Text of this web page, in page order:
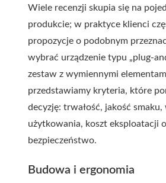
Wiele recenzji skupia się na
produkcie; w praktyce klienci
propozycje o podobnym
wybrać urządzenie typu „plug-
zestaw z wymiennymi
przedstawiamy kryteria, które
decyzję: trwałość, jakość smaku,
użytkowania, koszt eksploatacji
bezpieczeństwo.
Budowa i ergonomia